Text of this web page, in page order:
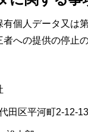
有個人データ又は
への提供の停止
田区平河町2-12-